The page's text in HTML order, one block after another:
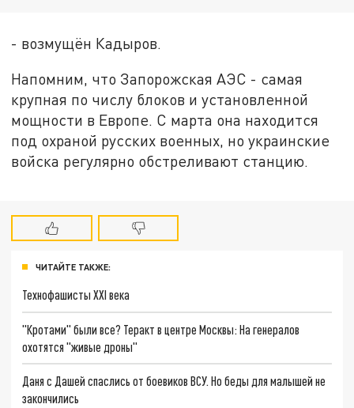
- возмущён Кадыров.
Напомним, что Запорожская АЭС - самая
крупная по числу блоков и установленной
мощности в Европе. С марта она находится
под охраной русских военных, но украинские
войска регулярно обстреливают станцию.
ЧИТАЙТЕ ТАКЖЕ:
Технофашисты XXI века
"Кротами" были все? Теракт в центре Москвы: На генералов
охотятся "живые дроны"
Даня с Дашей спаслись от боевиков ВСУ. Но беды для малышей не
закончились